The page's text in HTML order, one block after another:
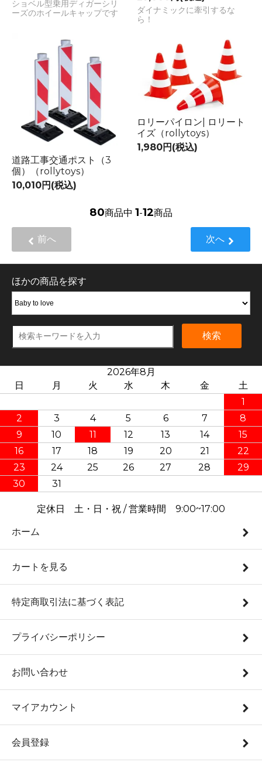
ショベル型乗用ディガーシリ
ーズのホイールキャップです
ダイナミックに牽引するな
ら！
道路工事交通ポスト（3
個）（rollytoys）
10,010円(税込)
ロリーパイロン| ロリート
イズ（rollytoys）
1,980円(税込)
80商品中 1-12商品
前へ 次へ
ほかの商品を探す
検索
2026年8月
日
月 火 水 木 金
土
1
2
3 4 5 6 7
8
9
10 11 12 13 14
15
16
17 18 19 20 21
22
23
24 25 26 27 28
29
30
31
定休日 土・日・祝 / 営業時間 9:00~17:00
ホーム
カートを見る
特定商取引法に基づく表記
プライバシーポリシー
お問い合わせ
マイアカウント
会員登録